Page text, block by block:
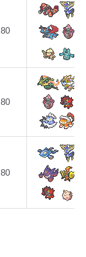
80
80
80